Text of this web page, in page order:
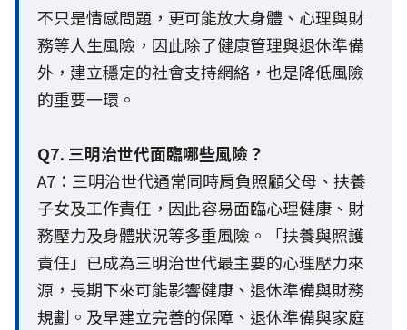
不只是情感問題，更可能放大身體、心理與財
務等人生風險，因此除了健康管理與退休準備
外，建立穩定的社會支持網絡，也是降低風險
的重要一環。
Q7. 三明治世代面臨哪些風險？
A7：三明治世代通常同時肩負照顧父母、扶養
子女及工作責任，因此容易面臨心理健康、財
務壓力及身體狀況等多重風險。「扶養與照護
責任」已成為三明治世代最主要的心理壓力來
源，長期下來可能影響健康、退休準備與財務
規劃。及早建立完善的保障、退休準備與家庭